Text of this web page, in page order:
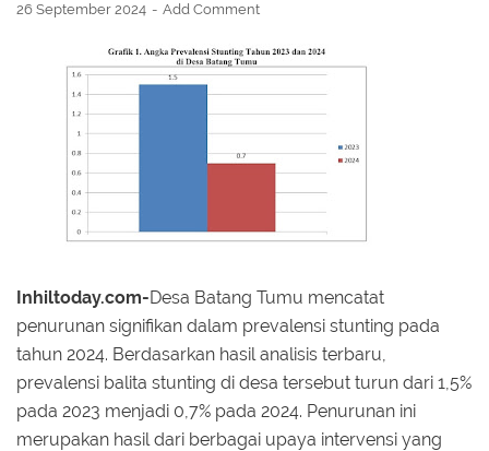
26 September 2024 Add Comment
Inhiltoday.com-Desa Batang Tumu mencatat
penurunan signifikan dalam prevalensi stunting pada
tahun 2024. Berdasarkan hasil analisis terbaru,
prevalensi balita stunting di desa tersebut turun dari 1,5%
pada 2023 menjadi 0,7% pada 2024. Penurunan ini
merupakan hasil dari berbagai upaya intervensi yang